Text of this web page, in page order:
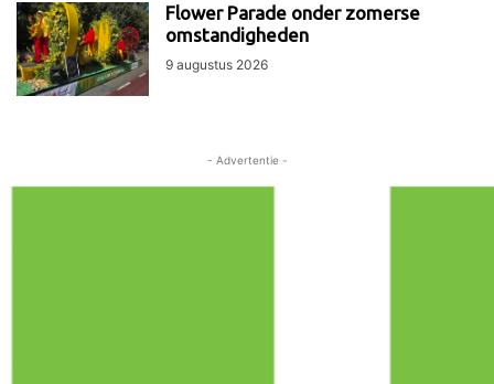
Flower Parade onder zomerse
omstandigheden
9 augustus 2026
- Advertentie -